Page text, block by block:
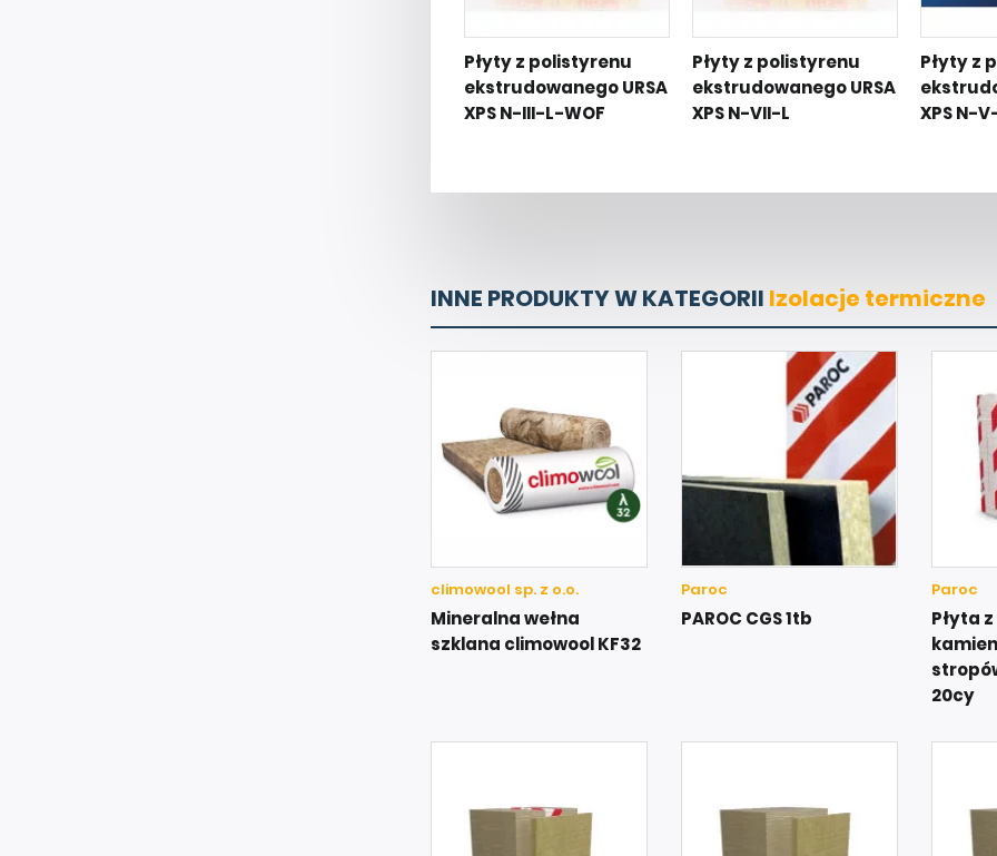
Płyty z polistyrenu
ekstrudowanego URSA
XPS N-III-L-WOF
Płyty z polistyrenu
ekstrudowanego URSA
XPS N-VII-L
Płyty z
XPS N-
INNE PRODUKTY W KATEGORII Izolacje termiczne
climowool sp. z o.o.
Mineralna wełna
szklana climowool KF32
Paroc
PAROC CGS 1tb
Paroc
Płyta
20cy